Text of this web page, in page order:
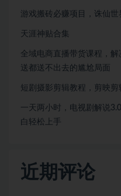
游戏搬砖必赚项目，诛仙世
天涯神贴合集
全域电商直播带货课程，
送都送不出去的尴尬局面
短剧摄影剪辑教程，剪映剪
一天两小时，电视剧解说
白轻松上手
近期评论